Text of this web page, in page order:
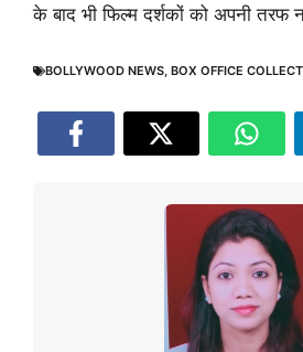
के बाद भी फिल्म दर्शकों को अपनी तरफ
BOLLYWOOD NEWS, BOX OFFICE